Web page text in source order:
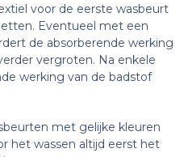
voor de eerste wasbeurt
Eventueel met een
de absorberende werking
vergroten. Na enkele
werking van de badstof
met gelijke kleuren
het wassen altijd eerst het